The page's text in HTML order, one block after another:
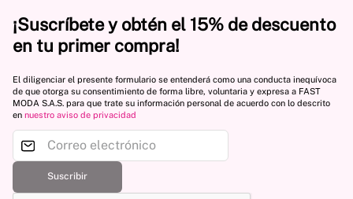
¡Suscríbete y obtén el 15% de descuento
en tu primer compra!
El diligenciar el presente formulario se entenderá como una conducta inequívoca
de que otorga su consentimiento de forma libre, voluntaria y expresa a FAST
MODA S.A.S. para que trate su información personal de acuerdo con lo descrito
en nuestro aviso de privacidad
Suscribir